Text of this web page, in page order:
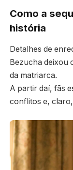
Como a
história
Detalhes de
Bezucha deixou
da matriarca.
A partir daí, fãs
conflitos e,